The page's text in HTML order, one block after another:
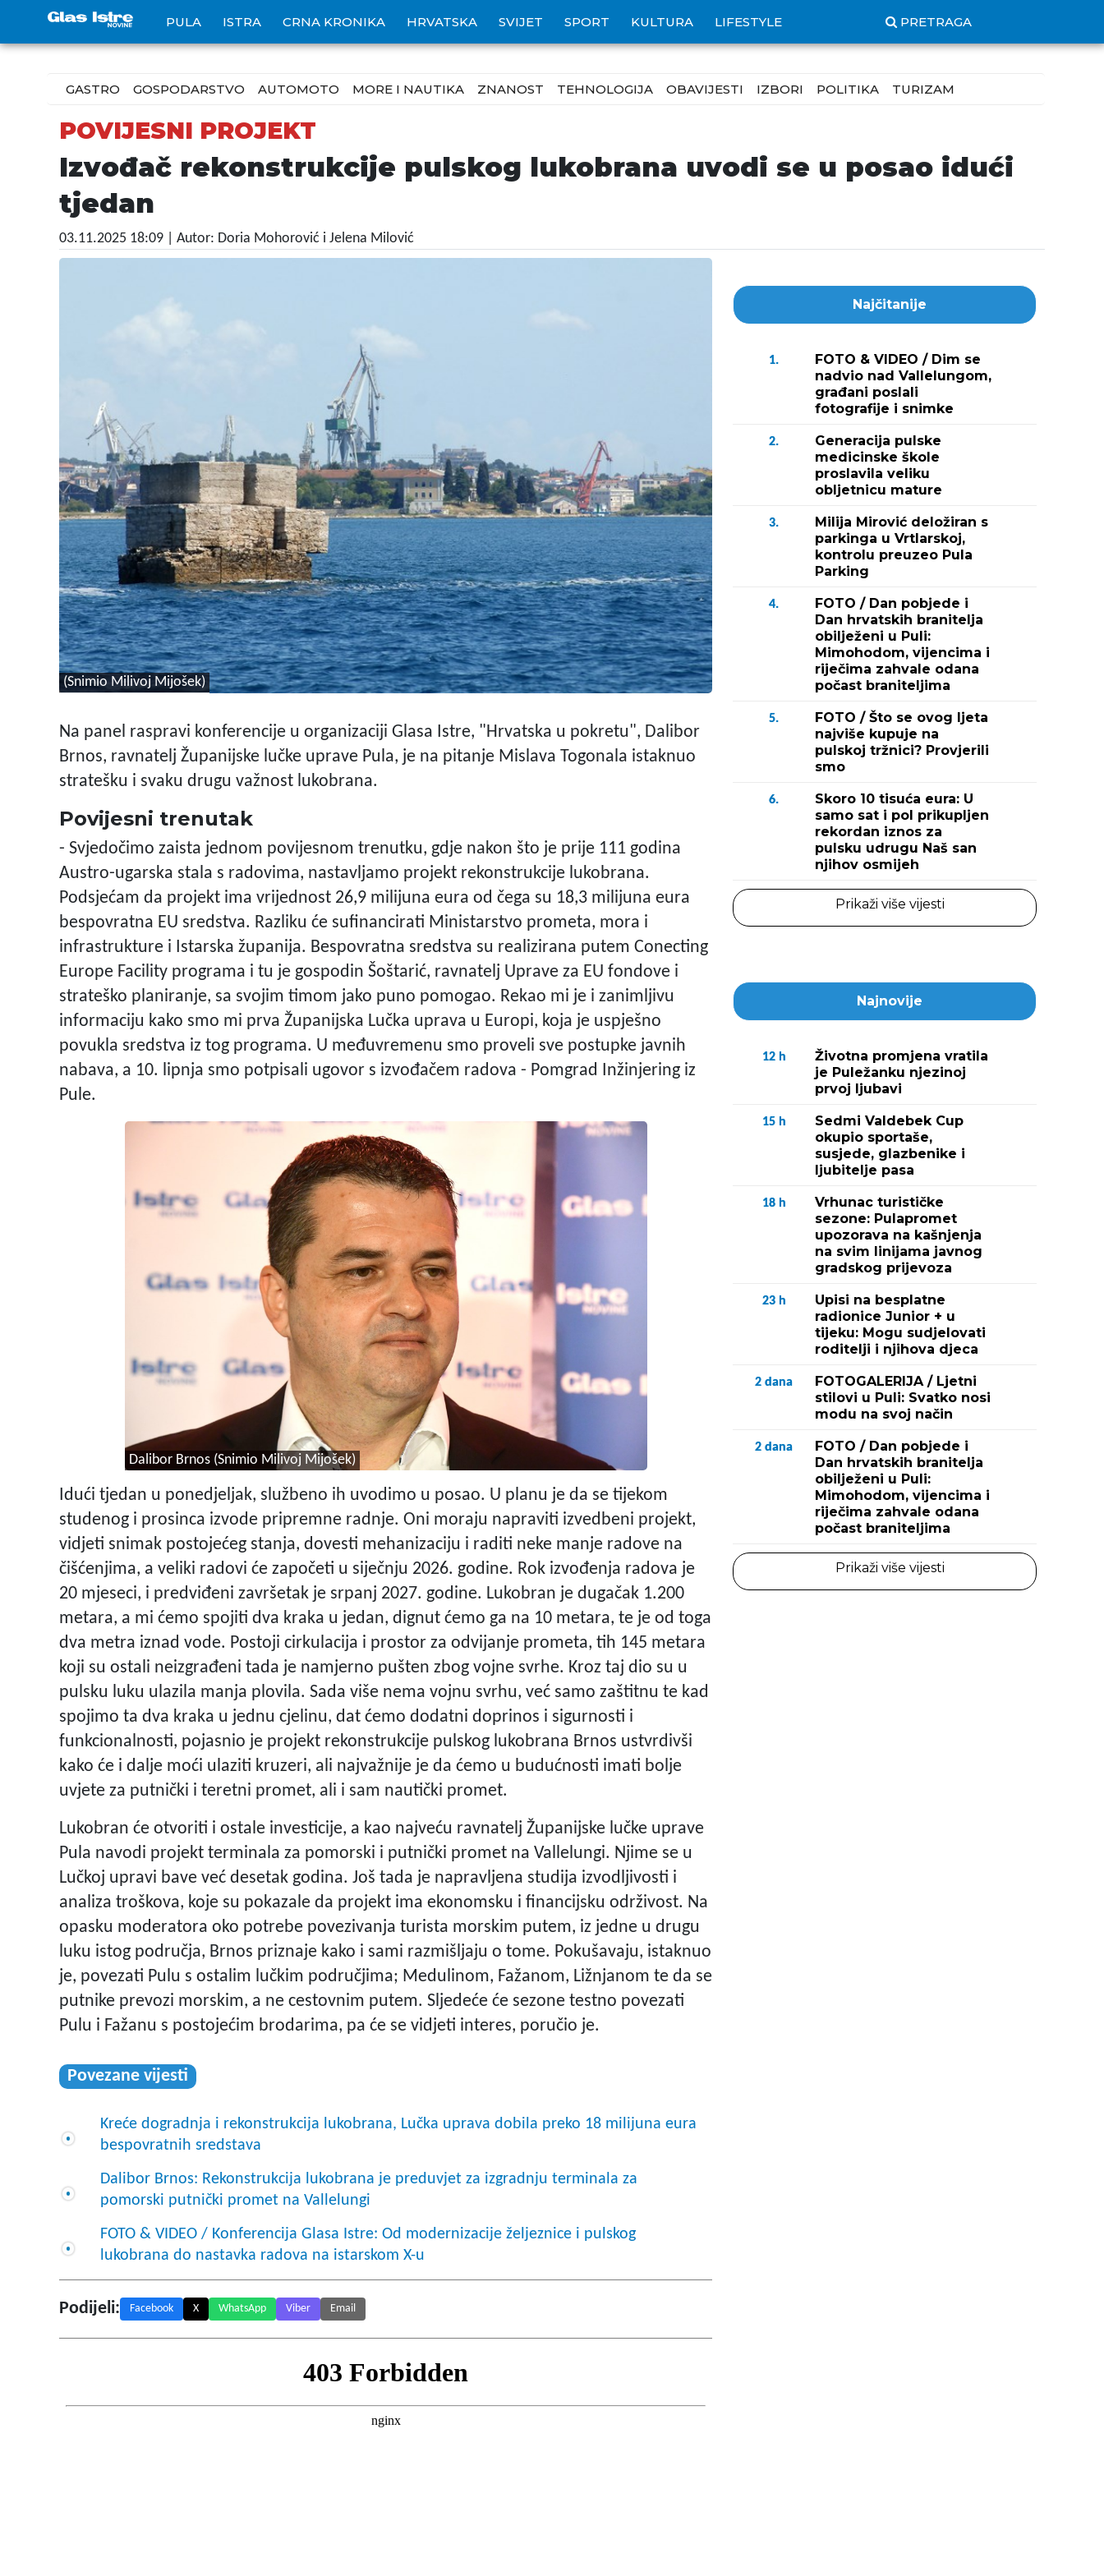
PULA ISTRA CRNA KRONIKA HRVATSKA SVIJET SPORT KULTURA LIFESTYLE PRETRAGA
GASTRO GOSPODARSTVO AUTOMOTO MORE I NAUTIKA ZNANOST TEHNOLOGIJA OBAVIJESTI IZBORI POLITIKA TURIZAM
POVIJESNI PROJEKT
Izvođač rekonstrukcije pulskog lukobrana uvodi se u posao idući
tjedan
03.11.2025 18:09 | Autor: Doria Mohorović i Jelena Milović
(Snimio Milivoj Mijošek)
Na panel raspravi konferencije u organizaciji Glasa Istre, "Hrvatska u pokretu", Dalibor
Brnos, ravnatelj Županijske lučke uprave Pula, je na pitanje Mislava Togonala istaknuo
stratešku i svaku drugu važnost lukobrana.
Povijesni trenutak
- Svjedočimo zaista jednom povijesnom trenutku, gdje nakon što je prije 111 godina
Austro-ugarska stala s radovima, nastavljamo projekt rekonstrukcije lukobrana.
Podsjećam da projekt ima vrijednost 26,9 milijuna eura od čega su 18,3 milijuna eura
bespovratna EU sredstva. Razliku će sufinancirati Ministarstvo prometa, mora i
infrastrukture i Istarska županija. Bespovratna sredstva su realizirana putem Conecting
Europe Facility programa i tu je gospodin Šoštarić, ravnatelj Uprave za EU fondove i
strateško planiranje, sa svojim timom jako puno pomogao. Rekao mi je i zanimljivu
informaciju kako smo mi prva Županijska Lučka uprava u Europi, koja je uspješno
povukla sredstva iz tog programa. U međuvremenu smo proveli sve postupke javnih
nabava, a 10. lipnja smo potpisali ugovor s izvođačem radova - Pomgrad Inžinjering iz
Pule.
Dalibor Brnos (Snimio Milivoj Mijošek)
Idući tjedan u ponedjeljak, službeno ih uvodimo u posao. U planu je da se tijekom
studenog i prosinca izvode pripremne radnje. Oni moraju napraviti izvedbeni projekt,
vidjeti snimak postojećeg stanja, dovesti mehanizaciju i raditi neke manje radove na
čišćenjima, a veliki radovi će započeti u siječnju 2026. godine. Rok izvođenja radova je
20 mjeseci, i predviđeni završetak je srpanj 2027. godine. Lukobran je dugačak 1.200
metara, a mi ćemo spojiti dva kraka u jedan, dignut ćemo ga na 10 metara, te je od toga
dva metra iznad vode. Postoji cirkulacija i prostor za odvijanje prometa, tih 145 metara
koji su ostali neizgrađeni tada je namjerno pušten zbog vojne svrhe. Kroz taj dio su u
pulsku luku ulazila manja plovila. Sada više nema vojnu svrhu, već samo zaštitnu te kad
spojimo ta dva kraka u jednu cjelinu, dat ćemo dodatni doprinos i sigurnosti i
funkcionalnosti, pojasnio je projekt rekonstrukcije pulskog lukobrana Brnos ustvrdivši
kako će i dalje moći ulaziti kruzeri, ali najvažnije je da ćemo u budućnosti imati bolje
uvjete za putnički i teretni promet, ali i sam nautički promet.
Lukobran će otvoriti i ostale investicije, a kao najveću ravnatelj Županijske lučke uprave
Pula navodi projekt terminala za pomorski i putnički promet na Vallelungi. Njime se u
Lučkoj upravi bave već desetak godina. Još tada je napravljena studija izvodljivosti i
analiza troškova, koje su pokazale da projekt ima ekonomsku i financijsku održivost. Na
opasku moderatora oko potrebe povezivanja turista morskim putem, iz jedne u drugu
luku istog područja, Brnos priznaje kako i sami razmišljaju o tome. Pokušavaju, istaknuo
je, povezati Pulu s ostalim lučkim područjima; Medulinom, Fažanom, Ližnjanom te da se
putnike prevozi morskim, a ne cestovnim putem. Sljedeće će sezone testno povezati
Pulu i Fažanu s postojećim brodarima, pa će se vidjeti interes, poručio je.
Povezane vijesti
Kreće dogradnja i rekonstrukcija lukobrana, Lučka uprava dobila preko 18 milijuna eura
bespovratnih sredstava
Dalibor Brnos: Rekonstrukcija lukobrana je preduvjet za izgradnju terminala za
pomorski putnički promet na Vallelungi
FOTO & VIDEO / Konferencija Glasa Istre: Od modernizacije željeznice i pulskog
lukobrana do nastavka radova na istarskom X-u
Podijeli: Facebook X WhatsApp Viber Email
Najčitanije
1.
FOTO & VIDEO / Dim se
nadvio nad Vallelungom,
građani poslali
fotografije i snimke
2.
Generacija pulske
medicinske škole
proslavila veliku
obljetnicu mature
3.
Milija Mirović deložiran s
parkinga u Vrtlarskoj,
kontrolu preuzeo Pula
Parking
4.
FOTO / Dan pobjede i
Dan hrvatskih branitelja
obilježeni u Puli:
Mimohodom, vijencima i
riječima zahvale odana
počast braniteljima
5.
FOTO / Što se ovog ljeta
najviše kupuje na
pulskoj tržnici? Provjerili
smo
6.
Skoro 10 tisuća eura: U
samo sat i pol prikupljen
rekordan iznos za
pulsku udrugu Naš san
njihov osmijeh
Prikaži više vijesti
Najnovije
12 h
Životna promjena vratila
je Puležanku njezinoj
prvoj ljubavi
15 h
Sedmi Valdebek Cup
okupio sportaše,
susjede, glazbenike i
ljubitelje pasa
18 h
Vrhunac turističke
sezone: Pulapromet
upozorava na kašnjenja
na svim linijama javnog
gradskog prijevoza
23 h
Upisi na besplatne
radionice Junior + u
tijeku: Mogu sudjelovati
roditelji i njihova djeca
2 dana
FOTOGALERIJA / Ljetni
stilovi u Puli: Svatko nosi
modu na svoj način
2 dana
FOTO / Dan pobjede i
Dan hrvatskih branitelja
obilježeni u Puli:
Mimohodom, vijencima i
riječima zahvale odana
počast braniteljima
Prikaži više vijesti